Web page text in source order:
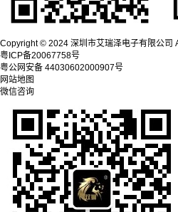
Copyright © 2024 深圳市艾瑞泽电子有限公司
粤ICP备20067758号
粤公网安备 44030602000907号
网站地图
微信咨询